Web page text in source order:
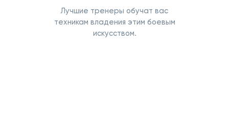
Лучшие тренеры обучат вас
техникам владения этим боевым
искусством.